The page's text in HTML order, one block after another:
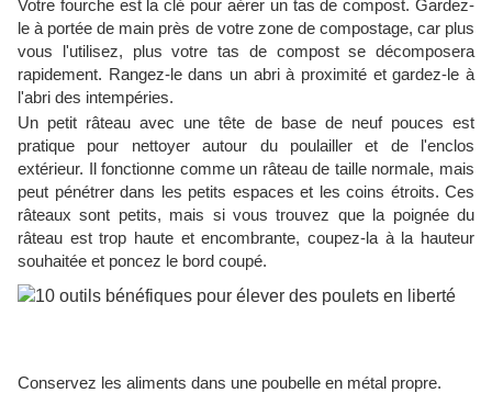
Votre fourche est la clé pour aérer un tas de compost. Gardez-
le à portée de main près de votre zone de compostage, car plus
vous l'utilisez, plus votre tas de compost se décomposera
rapidement. Rangez-le dans un abri à proximité et gardez-le à
l'abri des intempéries.
Un petit râteau avec une tête de base de neuf pouces est
pratique pour nettoyer autour du poulailler et de l'enclos
extérieur. Il fonctionne comme un râteau de taille normale, mais
peut pénétrer dans les petits espaces et les coins étroits. Ces
râteaux sont petits, mais si vous trouvez que la poignée du
râteau est trop haute et encombrante, coupez-la à la hauteur
souhaitée et poncez le bord coupé.
Conservez les aliments dans une poubelle en métal propre.